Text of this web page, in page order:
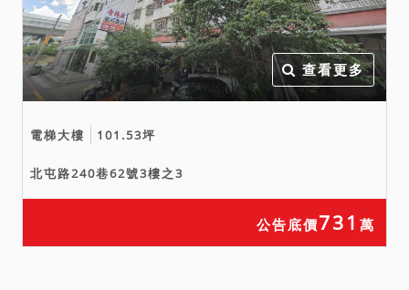
查看更多
電梯大樓 101.53坪
北屯路240巷62號3樓之3
公告底價731 萬